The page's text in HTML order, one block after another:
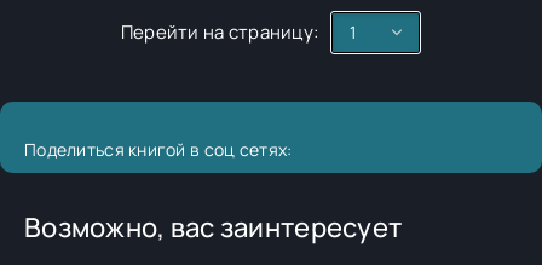
Перейти на страницу:
Поделиться книгой в соц сетях:
Возможно, вас заинтересует